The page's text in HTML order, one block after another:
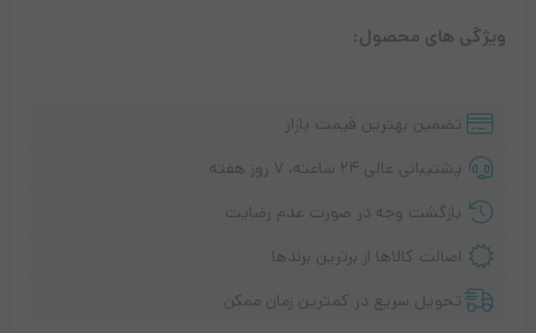
ویژگی های محصول:
تضمین بهترین قیمت بازار
پشتیبانی عالی ۲۴ ساعته، ۷ روز هفته
بازگشت وجه در صورت عدم رضایت
اصالت کالاها از برترین برندها
تحویل سریع در کمترین زمان ممکن